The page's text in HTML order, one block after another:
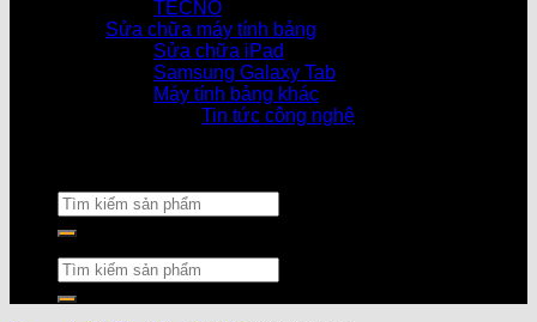
TECNO
Sửa chữa máy tính bảng
Sửa chữa iPad
Samsung Galaxy Tab
Máy tính bảng khác
Tin tức công nghệ